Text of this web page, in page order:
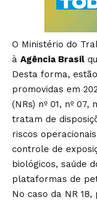
O Ministério do
à Agência Brasil
Desta forma,
promovidas em
(NRs) nº 01, nº 07,
tratam de
riscos
controle de
biológicos, saúde
plataformas de
No caso da NR